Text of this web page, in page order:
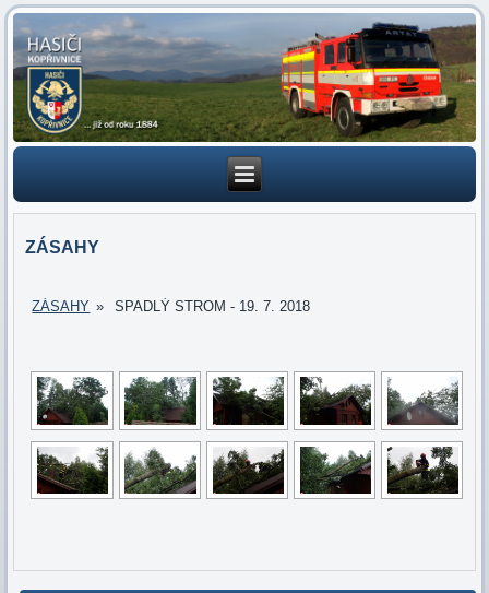
ZÁSAHY
ZÁSAHY » SPADLÝ STROM - 19. 7. 2018